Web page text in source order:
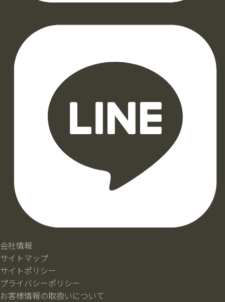
会社情報
サイトマップ
サイトポリシー
プライバシーポリシー
お客様情報の取扱いについて